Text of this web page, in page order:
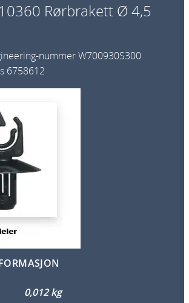
Rørbrakett Ø 4,5
nummerW700930S300
6758612
0,012 kg